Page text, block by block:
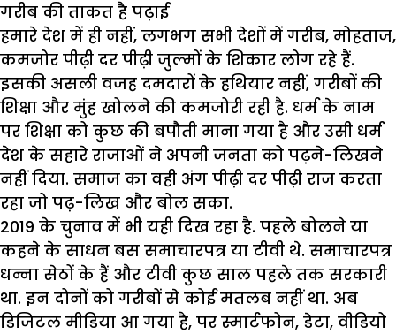
गरीब की ताकत है पढ़ाई
हमारे देश में ही नहीं, लगभग सभी देशों में गरीब, मोहताज,
कमजोर पीढ़ी दर पीढ़ी जुल्मों के शिकार लोग रहे हैं.
इसकी असली वजह दमदारों के हथियार नहीं, गरीबों की
शिक्षा और मुंह खोलने की कमजोरी रही है. धर्म के नाम
पर शिक्षा को कुछ की बपौती माना गया है और उसी धर्म
देश के सहारे राजाओं ने अपनी जनता को पढ़ने-लिखने
नहीं दिया. समाज का वही अंग पीढ़ी दर पीढ़ी राज करता
रहा जो पढ़-लिख और बोल सका.
2019 के चुनाव में भी यही दिख रहा है. पहले बोलने या
कहने के साधन बस समाचारपत्र या टीवी थे. समाचारपत्र
धन्ना सेठों के हैं और टीवी कुछ साल पहले तक सरकारी
था. इन दोनों को गरीबों से कोई मतलब नहीं था. अब
डिजिटल मीडिया आ गया है, पर स्मार्टफोन, डेटा, वीडियो